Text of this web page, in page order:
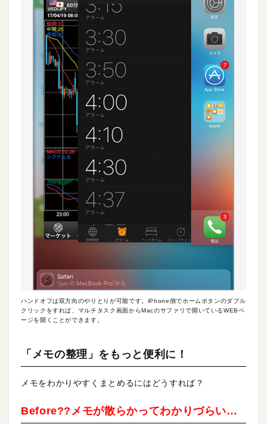
ハンドオフは双方向のやりとりが可能です。iPhone側でホームボタンのダブル
クリックをすれば、マルチタスク画面からMacのサファリで開いているWEBペ
ージを開くことができます。
「メモの整理」をもっと便利に！
メモをわかりやすくまとめるにはどうすれば？
Before??メモが散らかってわかりづらい…